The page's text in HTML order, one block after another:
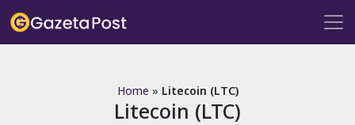
Home » Litecoin (LTC)
Litecoin (LTC)